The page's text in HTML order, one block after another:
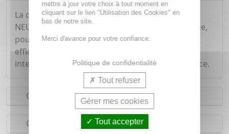
La crème non parfumée pour les mains
NEUTROGENA dispose d'une formule concentrée,
pour apaiser et protéger instantanément et
efficacement les mains sujettes à sécheresse
intense. Hydratante, restructurante et protectrice.
Conseils d'utilisation
Composition
mettre à jour votre choix à tout moment en
cliquant sur le lien "Utilisation des Cookies" en
bas de notre site.
Merci d'avance pour votre confiance.
Politique de confidentialité
Tout refuser
Gérer mes cookies
Tout accepter